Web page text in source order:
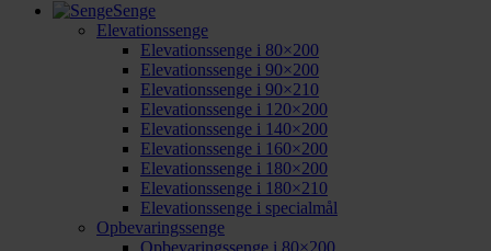
Senge
Elevationssenge
Elevationssenge i 80×200
Elevationssenge i 90×200
Elevationssenge i 90×210
Elevationssenge i 120×200
Elevationssenge i 140×200
Elevationssenge i 160×200
Elevationssenge i 180×200
Elevationssenge i 180×210
Elevationssenge i specialmål
Opbevaringssenge
Opbevaringssenge i 80×200